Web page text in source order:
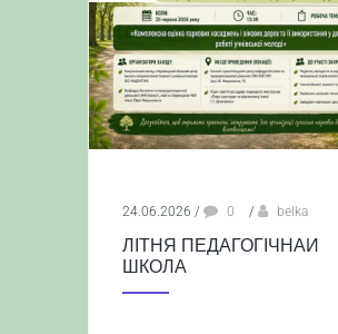
24.06.2026 / 0 / belka
ЛІТНЯ ПЕДАГОГІЧНАИ
ШКОЛА